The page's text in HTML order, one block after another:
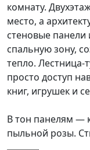
комнату.
место, а
стеновые
спальную зону,
тепло.
просто доступ
книг, игрушек и
В тон панелям —
пыльной розы.